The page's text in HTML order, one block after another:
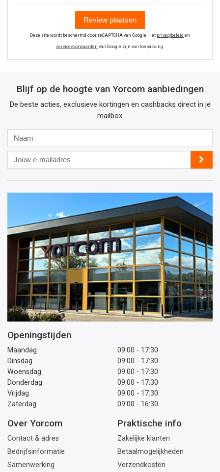
Review plaatsen
Deze site wordt beschermd door reCAPTCHA van Google. Het privacybeleid en
servicevoorwaarden van Google zijn van toepassing.
Blijf op de hoogte van Yorcom aanbiedingen
De beste acties, exclusieve kortingen en cashbacks direct in je
mailbox
Jouw
e-
mailadres
Openingstijden
Maandag
09:00 - 17:30
Dinsdag
09:00 - 17:30
Woensdag
09:00 - 17:30
Donderdag
09:00 - 17:30
Vrijdag
09:00 - 17:30
Zaterdag
09:00 - 16:30
Over Yorcom
Contact & adres
Bedrijfsinformatie
Samenwerking
Praktische info
Zakelijke klanten
Betaalmogelijkheden
Verzendkosten